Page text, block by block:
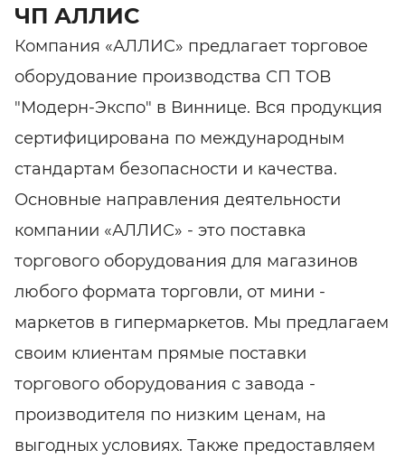
ЧП АЛЛИС
Компания «АЛЛИС» предлагает торговое
оборудование производства СП ТОВ
"Модерн-Экспо" в Виннице. Вся продукция
сертифицирована по международным
стандартам безопасности и качества.
Основные направления деятельности
компании «АЛЛИС» - это поставка
торгового оборудования для магазинов
любого формата торговли, от мини -
маркетов в гипермаркетов. Мы предлагаем
своим клиентам прямые поставки
торгового оборудования с завода -
производителя по низким ценам, на
выгодных условиях. Также предоставляем